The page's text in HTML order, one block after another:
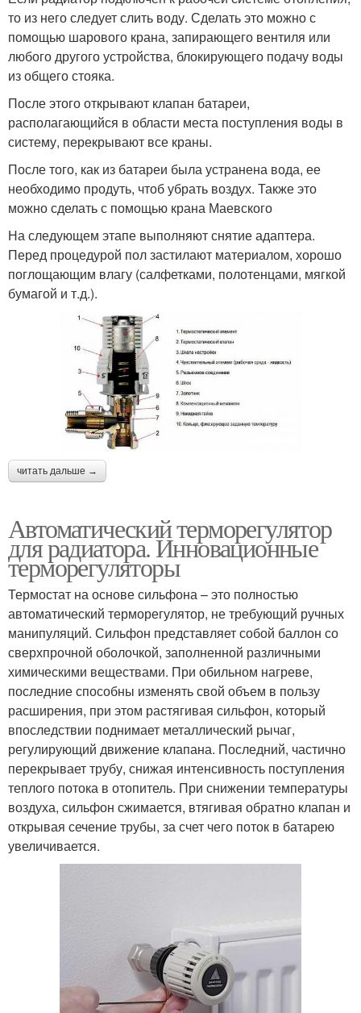
то из него следует слить воду. Сделать это можно с
помощью шарового крана, запирающего вентиля или
любого другого устройства, блокирующего подачу воды
из общего стояка.
После этого открывают клапан батареи,
располагающийся в области места поступления воды в
систему, перекрывают все краны.
После того, как из батареи была устранена вода, ее
необходимо продуть, чтоб убрать воздух. Также это
можно сделать с помощью крана Маевского
На следующем этапе выполняют снятие адаптера.
Перед процедурой пол застилают материалом, хорошо
поглощающим влагу (салфетками, полотенцами, мягкой
бумагой и т.д.).
читать дальше →
Автоматический терморегулятор
для радиатора. Инновационные
терморегуляторы
Термостат на основе сильфона – это полностью
автоматический терморегулятор, не требующий ручных
манипуляций. Сильфон представляет собой баллон со
сверхпрочной оболочкой, заполненной различными
химическими веществами. При обильном нагреве,
последние способны изменять свой объем в пользу
расширения, при этом растягивая сильфон, который
впоследствии поднимает металлический рычаг,
регулирующий движение клапана. Последний, частично
перекрывает трубу, снижая интенсивность поступления
теплого потока в отопитель. При снижении температуры
воздуха, сильфон сжимается, втягивая обратно клапан и
открывая сечение трубы, за счет чего поток в батарею
увеличивается.